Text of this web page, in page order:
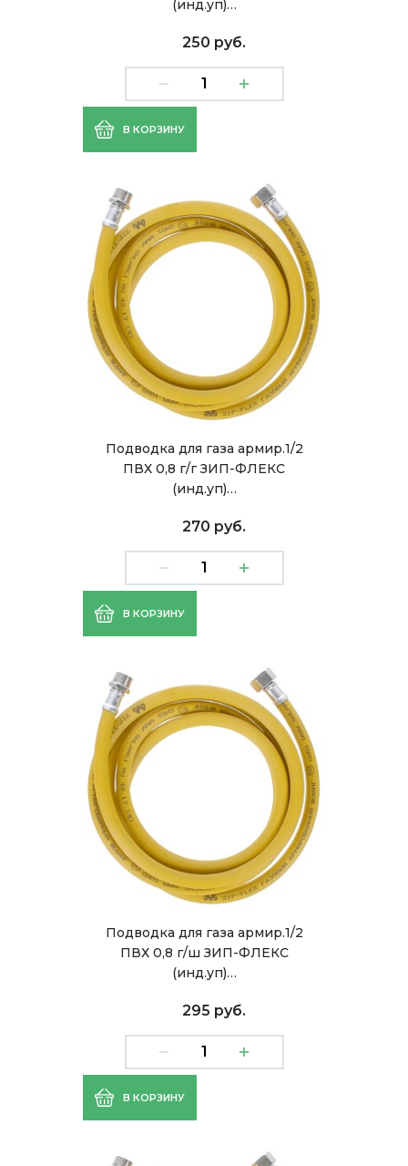
(инд.уп)…
250 руб.
В КОРЗИНУ
Подводка для газа армир.1/2
ПВХ 0,8 г/г ЗИП-ФЛЕКС
(инд.уп)…
270 руб.
В КОРЗИНУ
Подводка для газа армир.1/2
ПВХ 0,8 г/ш ЗИП-ФЛЕКС
(инд.уп)…
295 руб.
В КОРЗИНУ